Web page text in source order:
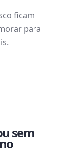
ficam
para
sem